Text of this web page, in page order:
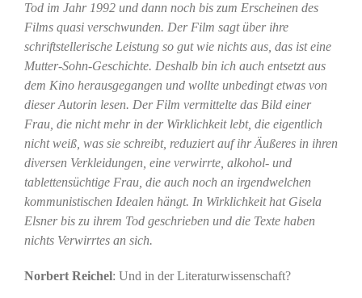
Tod im Jahr 1992 und dann noch bis zum Erscheinen des
Films quasi verschwunden. Der Film sagt über ihre
schriftstellerische Leistung so gut wie nichts aus, das ist eine
Mutter-Sohn-Geschichte. Deshalb bin ich auch entsetzt aus
dem Kino herausgegangen und wollte unbedingt etwas von
dieser Autorin lesen. Der Film vermittelte das Bild einer
Frau, die nicht mehr in der Wirklichkeit lebt, die eigentlich
nicht weiß, was sie schreibt, reduziert auf ihr Äußeres in ihren
diversen Verkleidungen, eine verwirrte, alkohol- und
tablettensüchtige Frau, die auch noch an irgendwelchen
kommunistischen Idealen hängt. In Wirklichkeit hat Gisela
Elsner bis zu ihrem Tod geschrieben und die Texte haben
nichts Verwirrtes an sich.
Norbert Reichel: Und in der Literaturwissenschaft?